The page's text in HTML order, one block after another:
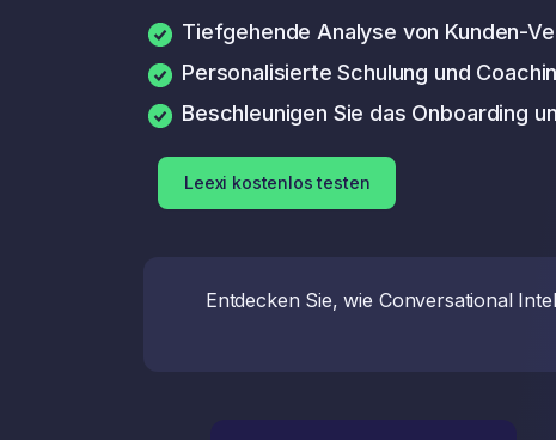
Tiefgehende Analyse von Kunden-
Personalisierte Schulung und
Beschleunigen Sie das Onboarding
Leexi kostenlos testen
Entdecken Sie, wie Conversational